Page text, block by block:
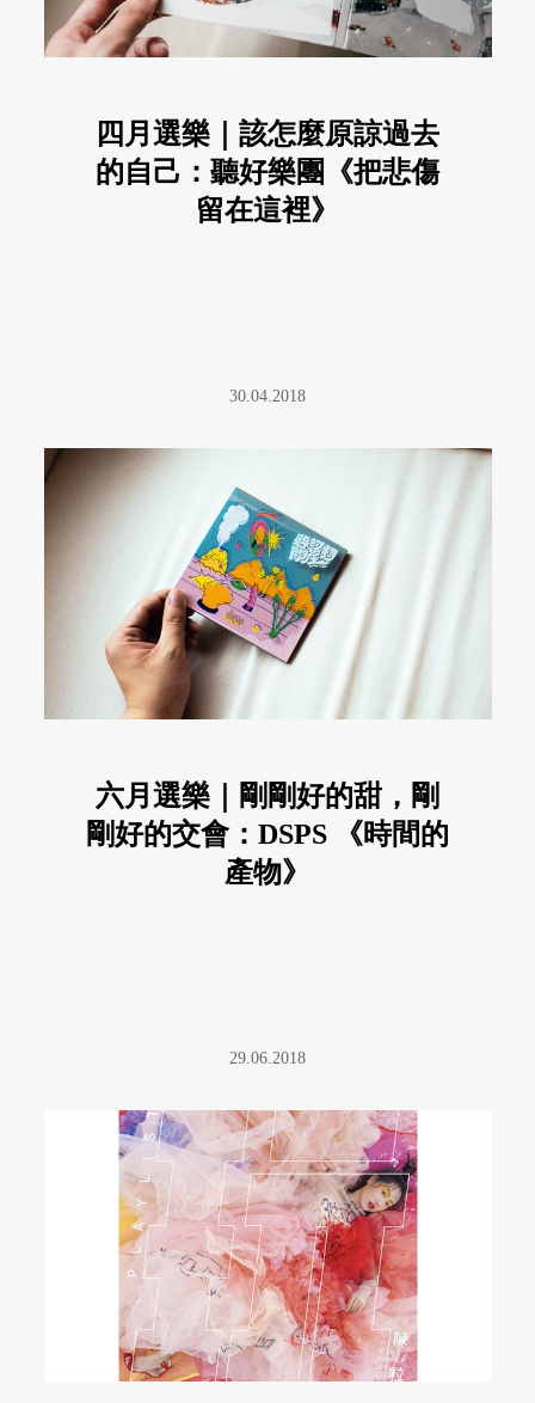
四月選樂｜該怎麼原諒過去
的自己：聽好樂團《把悲傷
留在這裡》
30.04.2018
六月選樂｜剛剛好的甜，剛
剛好的交會：DSPS 《時間的
產物》
29.06.2018